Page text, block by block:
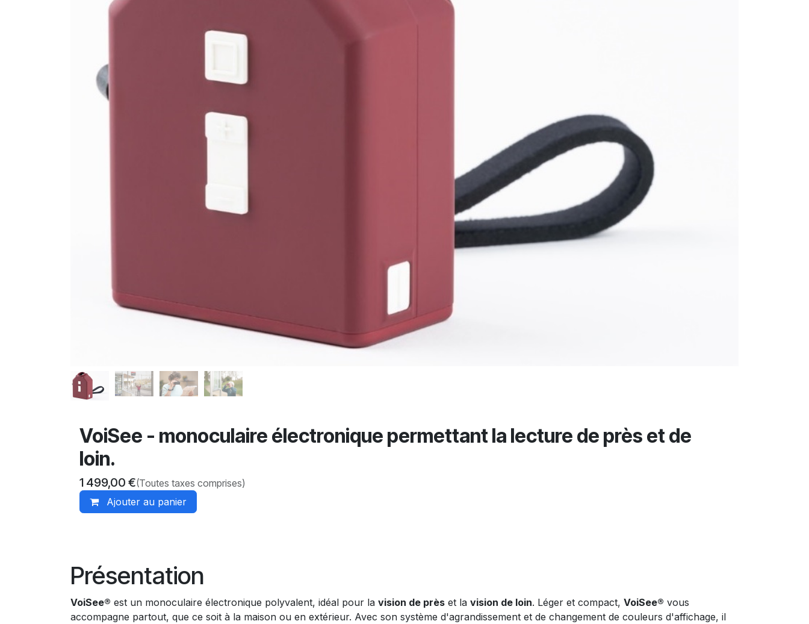
VoiSee - monoculaire électronique permettant la lecture de près et de
loin.
1 499,00 €(Toutes taxes comprises)
Ajouter au panier
Présentation
VoiSee® est un monoculaire électronique polyvalent, idéal pour la vision de près et la vision de loin. Léger et compact, VoiSee® vous
accompagne partout, que ce soit à la maison ou en extérieur. Avec son système d'agrandissement et de changement de couleurs d'affichage, il